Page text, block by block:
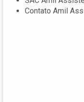
Contato Amil